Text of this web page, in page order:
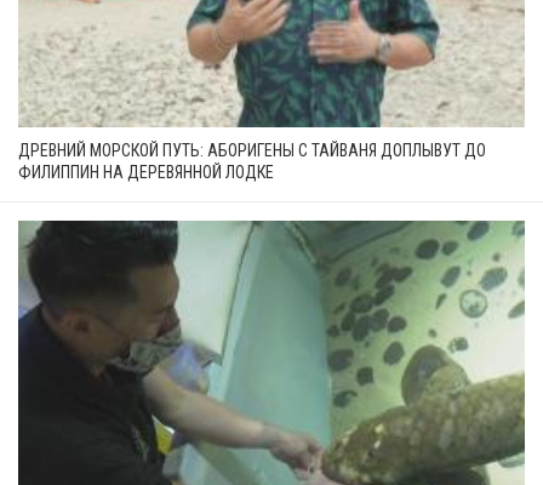
ДРЕВНИЙ МОРСКОЙ ПУТЬ: АБОРИГЕНЫ С ТАЙВАНЯ ДОПЛЫВУТ ДО
ФИЛИППИН НА ДЕРЕВЯННОЙ ЛОДКЕ